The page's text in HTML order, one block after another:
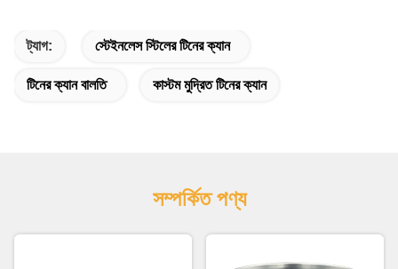
ট্যাগ: স্টেইনলেস স্টিলের টিনের ক্যান
টিনের ক্যান বালতি কাস্টম মুদ্রিত টিনের ক্যান
সম্পর্কিত পণ্য